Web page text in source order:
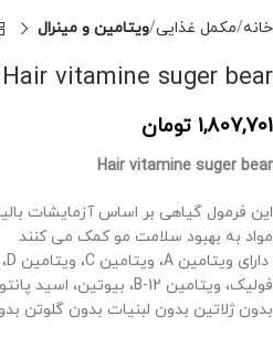
خانه مکمل غذایی ویتامین و مینرال
Hair vitamine suger bear
1,807,701 تومان
Hair vitamine suger bear
این فرمول گیاهی بر اساس آزمایشات
مواد به بهبود سلامت مو کمک می کنند
فولیک، ویتامین B-12، بیوتین، اسید پانتوتنیک، ید، روی، کولین، اینوزیتول
بدون ژلاتین بدون لبنیات بدون گلوتن